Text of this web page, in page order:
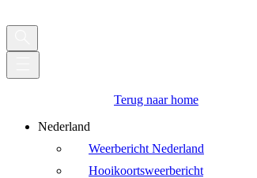
Terug naar home
Nederland
Weerbericht Nederland
Hooikoortsweerbericht